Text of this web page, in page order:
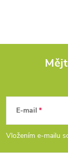
p
E-mail
Vložením e-mailu